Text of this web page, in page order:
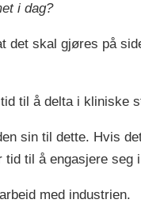
i dag?
det skal gjøres på
til å delta i kliniske
sin til dette. Hvis
til å engasjere seg
med industrien.